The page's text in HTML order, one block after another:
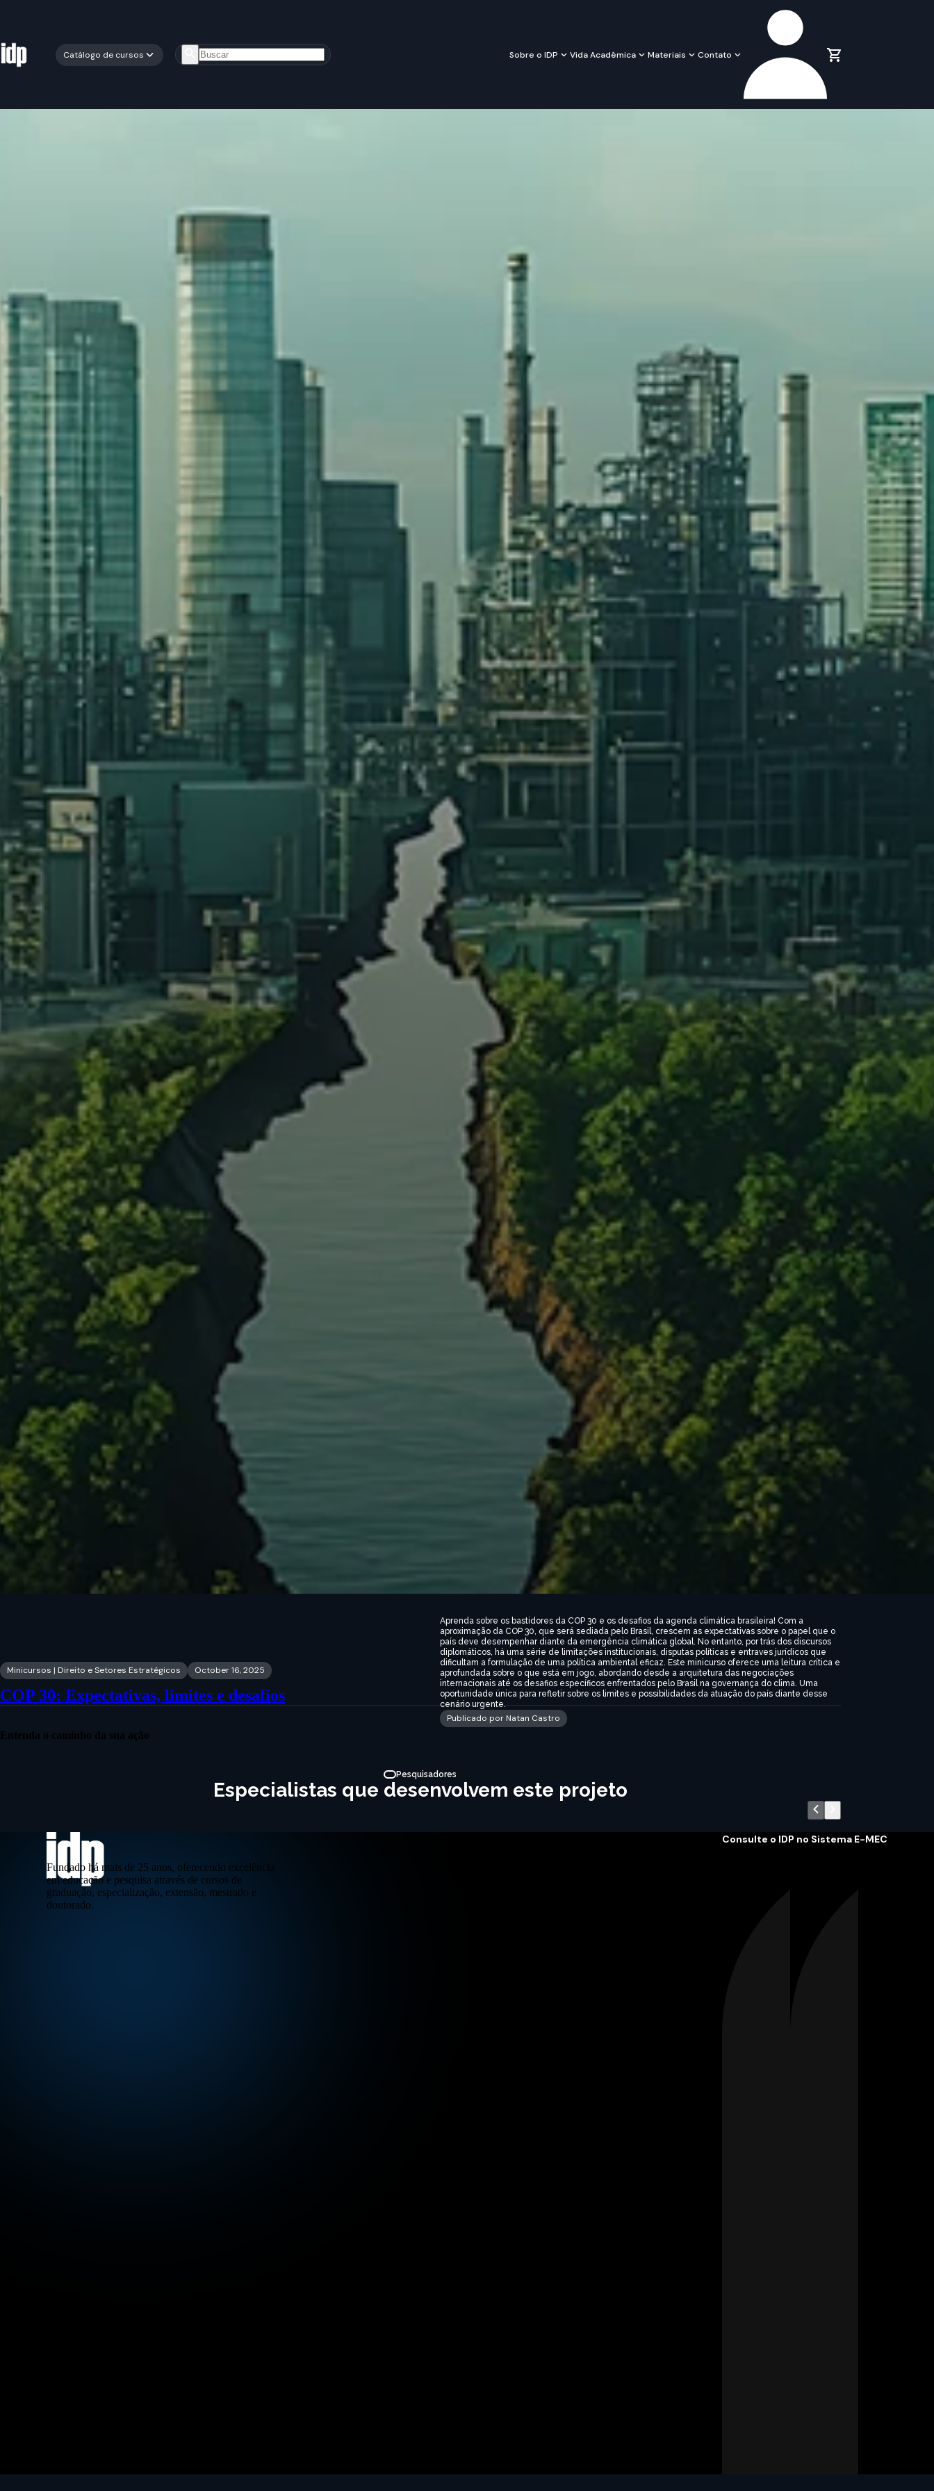
Catálogo de cursos Sobre o IDP Vida Acadêmica Materiais Contato
Minicursos | Direito e Setores Estratégicos October 16, 2025
COP 30: Expectativas, limites e desafios
Aprenda sobre os bastidores da COP 30 e os desafios da agenda climática brasileira! Com a
aproximação da COP 30, que será sediada pelo Brasil, crescem as expectativas sobre o papel que o
país deve desempenhar diante da emergência climática global. No entanto, por trás dos discursos
diplomáticos, há uma série de limitações institucionais, disputas políticas e entraves jurídicos que
dificultam a formulação de uma política ambiental eficaz. Este minicurso oferece uma leitura crítica e
aprofundada sobre o que está em jogo, abordando desde a arquitetura das negociações
internacionais até os desafios específicos enfrentados pelo Brasil na governança do clima. Uma
oportunidade única para refletir sobre os limites e possibilidades da atuação do país diante desse
cenário urgente.
Publicado por Natan Castro
Entenda o caminho da sua ação
Pesquisadores
Especialistas que desenvolvem este projeto
Fundado há mais de 25 anos, oferecendo excelência
em educação e pesquisa através de cursos de
graduação, especialização, extensão, mestrado e
doutorado.
Consulte o IDP no Sistema E-MEC